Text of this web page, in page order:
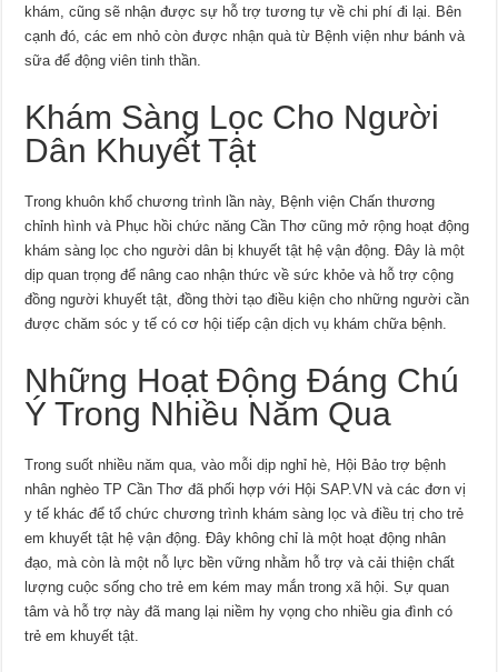
khám, cũng sẽ nhận được sự hỗ trợ tương tự về chi phí đi lại. Bên
cạnh đó, các em nhỏ còn được nhận quà từ Bệnh viện như bánh và
sữa để động viên tinh thần.
Khám Sàng Lọc Cho Người
Dân Khuyết Tật
Trong khuôn khổ chương trình lần này, Bệnh viện Chấn thương
chỉnh hình và Phục hồi chức năng Cần Thơ cũng mở rộng hoạt động
khám sàng lọc cho người dân bị khuyết tật hệ vận động. Đây là một
dịp quan trọng để nâng cao nhận thức về sức khỏe và hỗ trợ cộng
đồng người khuyết tật, đồng thời tạo điều kiện cho những người cần
được chăm sóc y tế có cơ hội tiếp cận dịch vụ khám chữa bệnh.
Những Hoạt Động Đáng Chú
Ý Trong Nhiều Năm Qua
Trong suốt nhiều năm qua, vào mỗi dịp nghỉ hè, Hội Bảo trợ bệnh
nhân nghèo TP Cần Thơ đã phối hợp với Hội SAP.VN và các đơn vị
y tế khác để tổ chức chương trình khám sàng lọc và điều trị cho trẻ
em khuyết tật hệ vận động. Đây không chỉ là một hoạt động nhân
đạo, mà còn là một nỗ lực bền vững nhằm hỗ trợ và cải thiện chất
lượng cuộc sống cho trẻ em kém may mắn trong xã hội. Sự quan
tâm và hỗ trợ này đã mang lại niềm hy vọng cho nhiều gia đình có
trẻ em khuyết tật.